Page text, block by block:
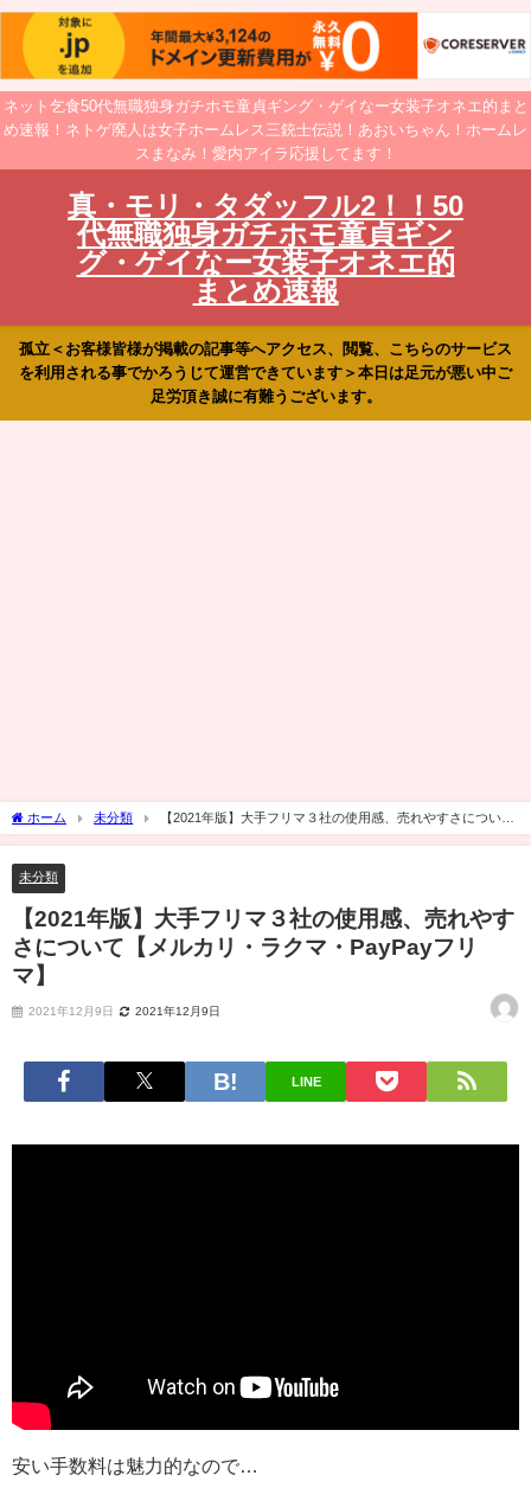
ネット乞食50代無職独身ガチホモ童貞ギング・ゲイなー女装子オネエ的まと
め速報！ネトゲ廃人は女子ホームレス三銃士伝説！あおいちゃん！ホームレ
スまなみ！愛内アイラ応援してます！
真・モリ・タダッフル2！！50
代無職独身ガチホモ童貞ギン
グ・ゲイなー女装子オネエ的
まとめ速報
孤立＜お客様皆様が掲載の記事等へアクセス、閲覧、こちらのサービス
を利用される事でかろうじて運営できています＞本日は足元が悪い中ご
足労頂き誠に有難うございます。
ホーム 未分類
【2021年版】大手フリマ３社の使用感、売れやすさについて
【メルカリ・ラクマ・PayPayフリマ】
未分類
【2021年版】大手フリマ３社の使用感、売れやす
さについて【メルカリ・ラクマ・PayPayフリ
マ】
2021年12月9日 2021年12月9日
LINE
安い手数料は魅力的なので…